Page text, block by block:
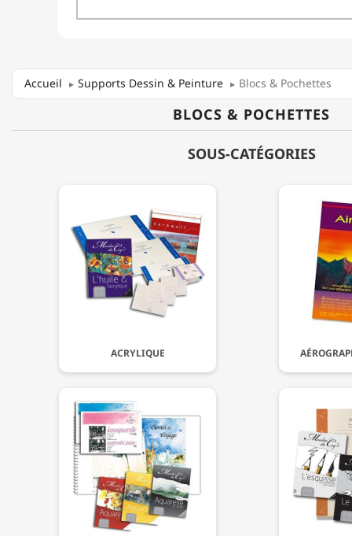
Accueil Supports Dessin & Peinture Blocs & Pochettes
BLOCS & POCHETTES
SOUS-CATÉGORIES
ACRYLIQUE